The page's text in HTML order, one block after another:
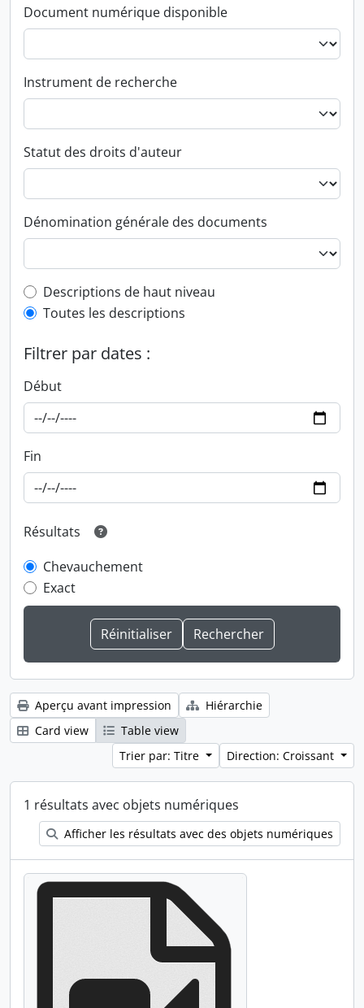
Document numérique disponible
Instrument de recherche
Statut des droits d'auteur
Dénomination générale des documents
Top-level description filter
Descriptions de haut niveau
Toutes les descriptions
Filtrer par dates :
Début
Fin
Résultats
Chevauchement
Exact
Aperçu avant impression
Hiérarchie
Card view
Table view
Trier par: Titre
Direction: Croissant
1 résultats avec objets numériques
Afficher les résultats avec des objets numériques